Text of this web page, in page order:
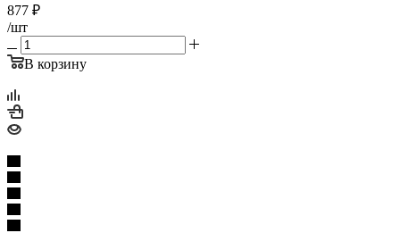
877 ₽
/шт
В корзину